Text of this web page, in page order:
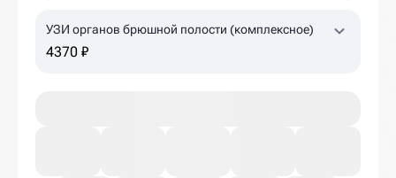
УЗИ органов брюшной полости (комплексное)
4370 ₽